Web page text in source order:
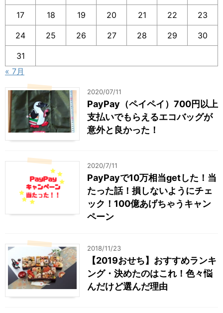
17 18 19 20 21 22 23
24 25 26 27 28 29 30
31
« 7月
2020/07/11
PayPay（ペイペイ）700円以上
支払いでもらえるエコバッグが
意外と良かった！
2020/7/11
PayPayで10万相当getした！当
たった話！損しないようにチェ
ック！100億あげちゃうキャン
ペーン
2018/11/23
【2019おせち】おすすめランキ
ング・決めたのはこれ！色々悩
んだけど選んだ理由